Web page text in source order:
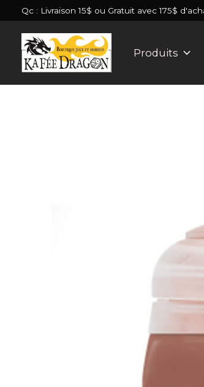
Qc : Livraison 15$ ou Gratuit avec 175$
Produits